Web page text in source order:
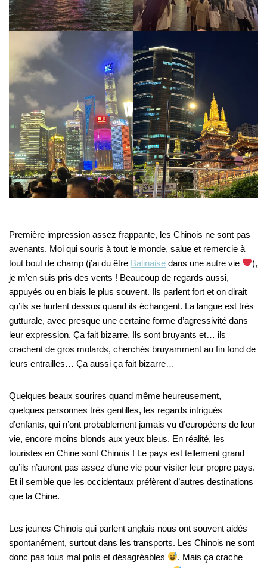
Première impression assez frappante, les Chinois ne sont pas
avenants. Moi qui souris à tout le monde, salue et remercie à
tout bout de champ (j’ai du être Balinaise dans une autre vie
),
je m’en suis pris des vents ! Beaucoup de regards aussi,
appuyés ou en biais le plus souvent. Ils parlent fort et on dirait
qu’ils se hurlent dessus quand ils échangent. La langue est très
gutturale, avec presque une certaine forme d’agressivité dans
leur expression. Ça fait bizarre. Ils sont bruyants et… ils
crachent de gros molards, cherchés bruyamment au fin fond de
leurs entrailles… Ça aussi ça fait bizarre…
Quelques beaux sourires quand même heureusement,
quelques personnes très gentilles, les regards intrigués
d’enfants, qui n’ont probablement jamais vu d’européens de leur
vie, encore moins blonds aux yeux bleus. En réalité, les
touristes en Chine sont Chinois ! Le pays est tellement grand
qu’ils n’auront pas assez d’une vie pour visiter leur propre pays.
Et il semble que les occidentaux préfèrent d’autres destinations
que la Chine.
Les jeunes Chinois qui parlent anglais nous ont souvent aidés
spontanément, surtout dans les transports. Les Chinois ne sont
donc pas tous mal polis et désagréables
. Mais ça crache